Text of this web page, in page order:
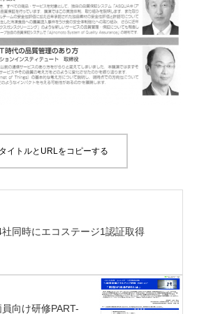
イトルとURLをコピーする
社同時にエコステージ1認証取得
員向け研修PART-